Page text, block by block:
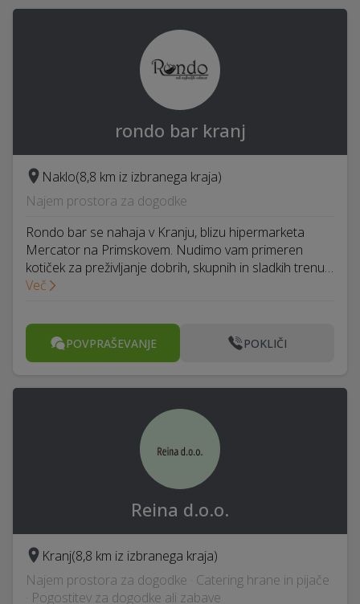
rondo bar kranj
Naklo(8,8 km iz izbranega kraja)
Najem prostora za dogodke
Rondo bar se nahaja v Kranju, blizu hipermarketa
Mercator na Primskovem. Nudimo vam primeren
kotiček za preživljanje dobrih, skupnih in sladkih trenu…
Več
POVPRAŠEVANJE POKLIČI
Reina d.o.o.
Kranj(8,8 km iz izbranega kraja)
Najem prostora za dogodke · Catering hrane in pijače
· Pogostitev za dogodke ali zabave